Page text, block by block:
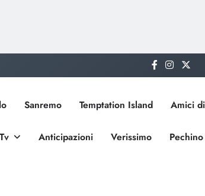
Sanremo Temptation Island Amici
Anticipazioni Verissimo